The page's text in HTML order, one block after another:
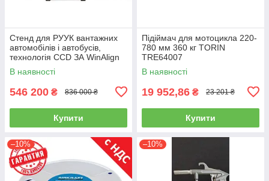
Стенд для РУУК вантажних
автомобілів і автобусів,
технологія CCD ЗА WinAlign
HUNTER WA510E-DSP740T
В наявності
546 200 ₴ 836 000 ₴
Купити
Підіймач для мотоцикла 220-
780 мм 360 кг TORIN
TRE64007
В наявності
19 952,86 ₴ 23 201 ₴
Купити
–10% –10%